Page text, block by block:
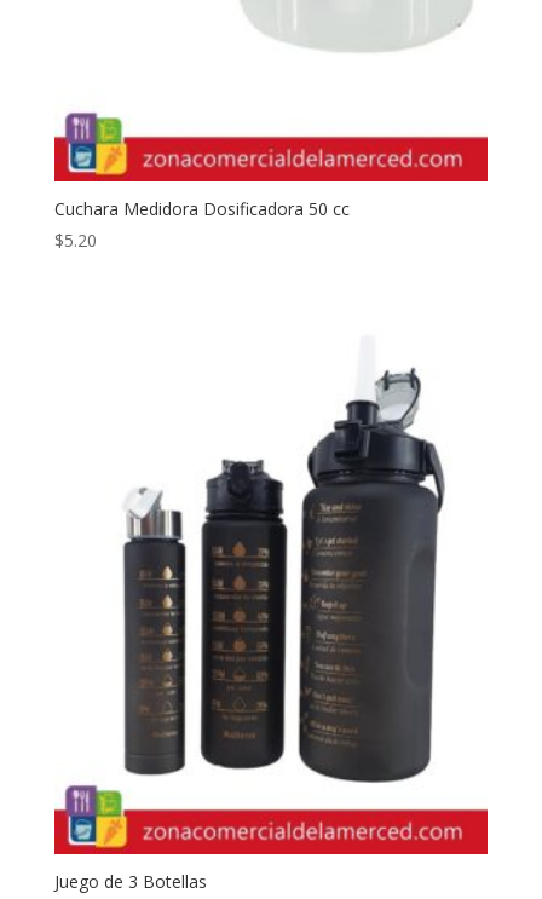
Cuchara Medidora Dosificadora 50 cc
$5.20
Juego de 3 Botellas